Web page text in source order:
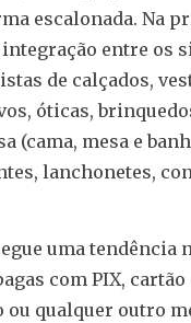
escalonada. Na
entre os
de calçados,
óticas,
(cama, mesa e
lanchonetes,
uma tendência
com PIX,
ou qualquer outro